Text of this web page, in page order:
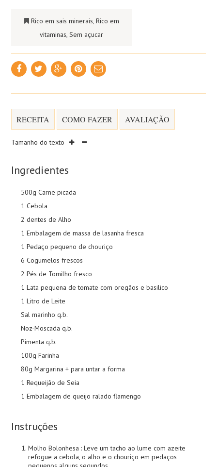
Rico em sais minerais, Rico em
vitaminas,Sem açucar
RECEITA COMO FAZER AVALIAÇÃO
Tamanho do texto
Ingredientes
500g Carne picada
1 Cebola
2 dentes de Alho
1 Embalagem de massa de lasanha fresca
1 Pedaço pequeno de chouriço
6 Cogumelos frescos
2 Pés de Tomilho fresco
1 Lata pequena de tomate com oregãos e basilico
1 Litro de Leite
Sal marinho q.b.
Noz-Moscada q.b.
Pimenta q.b.
100g Farinha
80g Margarina + para untar a forma
1 Requeijão de Seia
1 Embalagem de queijo ralado flamengo
Instruções
Molho Bolonhesa : Leve um tacho ao lume com azeite
refogue a cebola, o alho e o chouriço em pedaços